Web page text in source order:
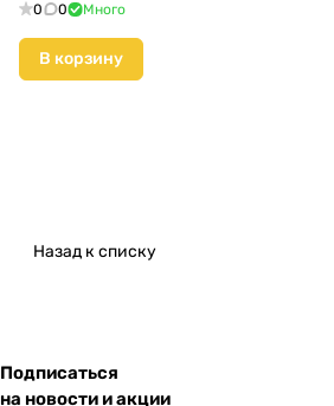
0 0 Много
В корзину
Назад к списку
Подписаться
на новости и акции